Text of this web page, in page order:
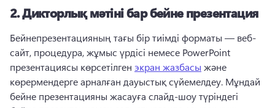
2.Дикторлық мәтіні бар бейне презентация
Бейнепрезентацияның тағы бір тиімді форматы — веб-
сайт, процедура, жұмыс үрдісі немесе PowerPoint
презентациясы көрсетілген экран жазбасы және
көрермендерге арналған дауыстық сүйемелдеу. Мұндай
бейне презентацияны жасауға слайд-шоу түріндегі